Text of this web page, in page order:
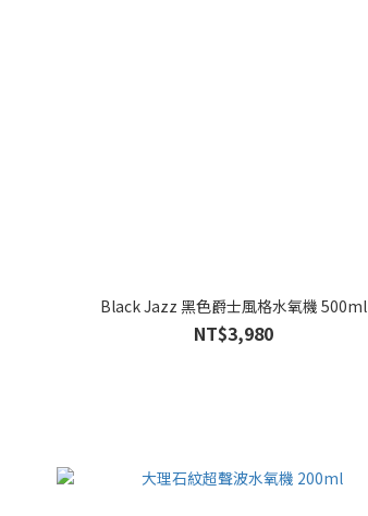
Black Jazz 黑色爵士風格水氧機 500ml
NT$3,980